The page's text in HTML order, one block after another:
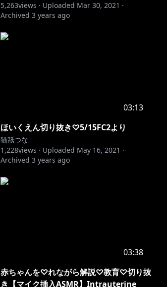
5,263views · Uploaded Mar 30, 2021 ·
Archived 3 years ago
03:13
ほいくえん切り抜き♡5/15FC2より
猫舐つな
1,228views · Uploaded May 16, 2021 ·
Archived 3 years ago
03:38
赤ちゃんを♡れながら解説♡教育♡切り抜
き【マイク挿入ASMR】Intrauterine